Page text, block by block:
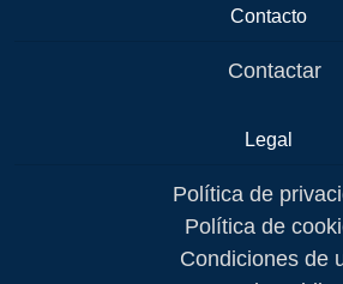
Contacto
Contactar
Legal
Política de
Política de
Condiciones de